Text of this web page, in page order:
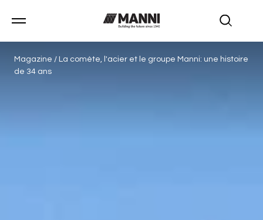
Magazine / La comète, l'acier et le groupe Manni: une histoire
de 34 ans